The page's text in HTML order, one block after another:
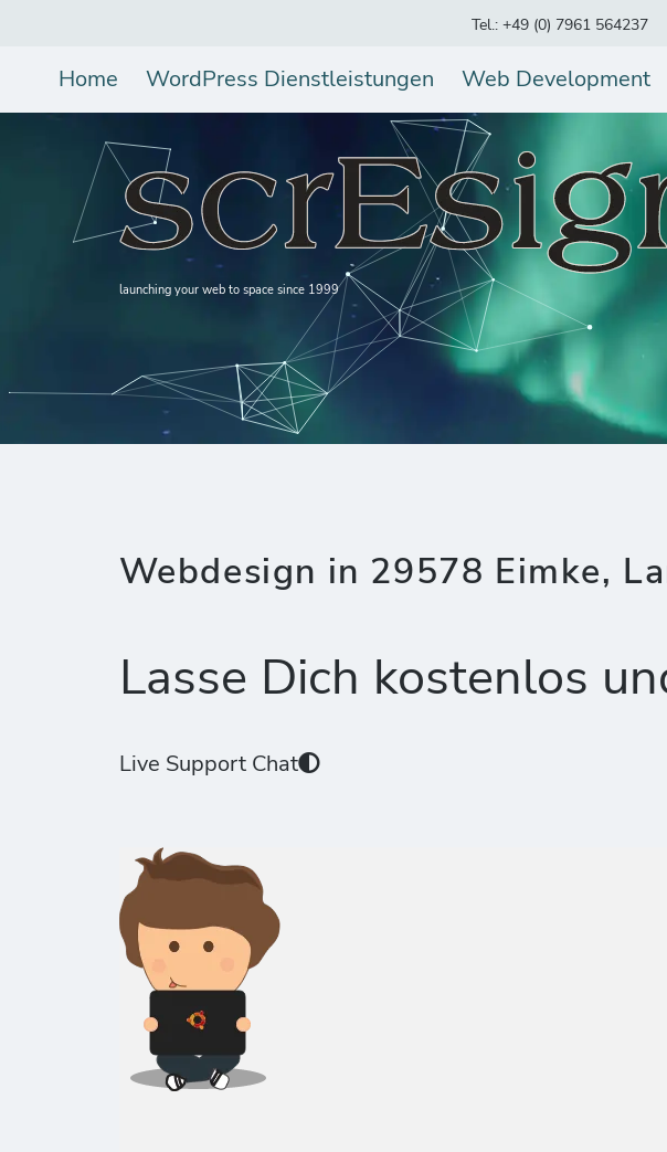
Tel.: +49 (0) 7961 564237
Home WordPress Dienstleistungen Web Development
launching your web to space since 1999
Webdesign in 29578 Eimke,
Lasse Dich kostenlos
Live Support Chat